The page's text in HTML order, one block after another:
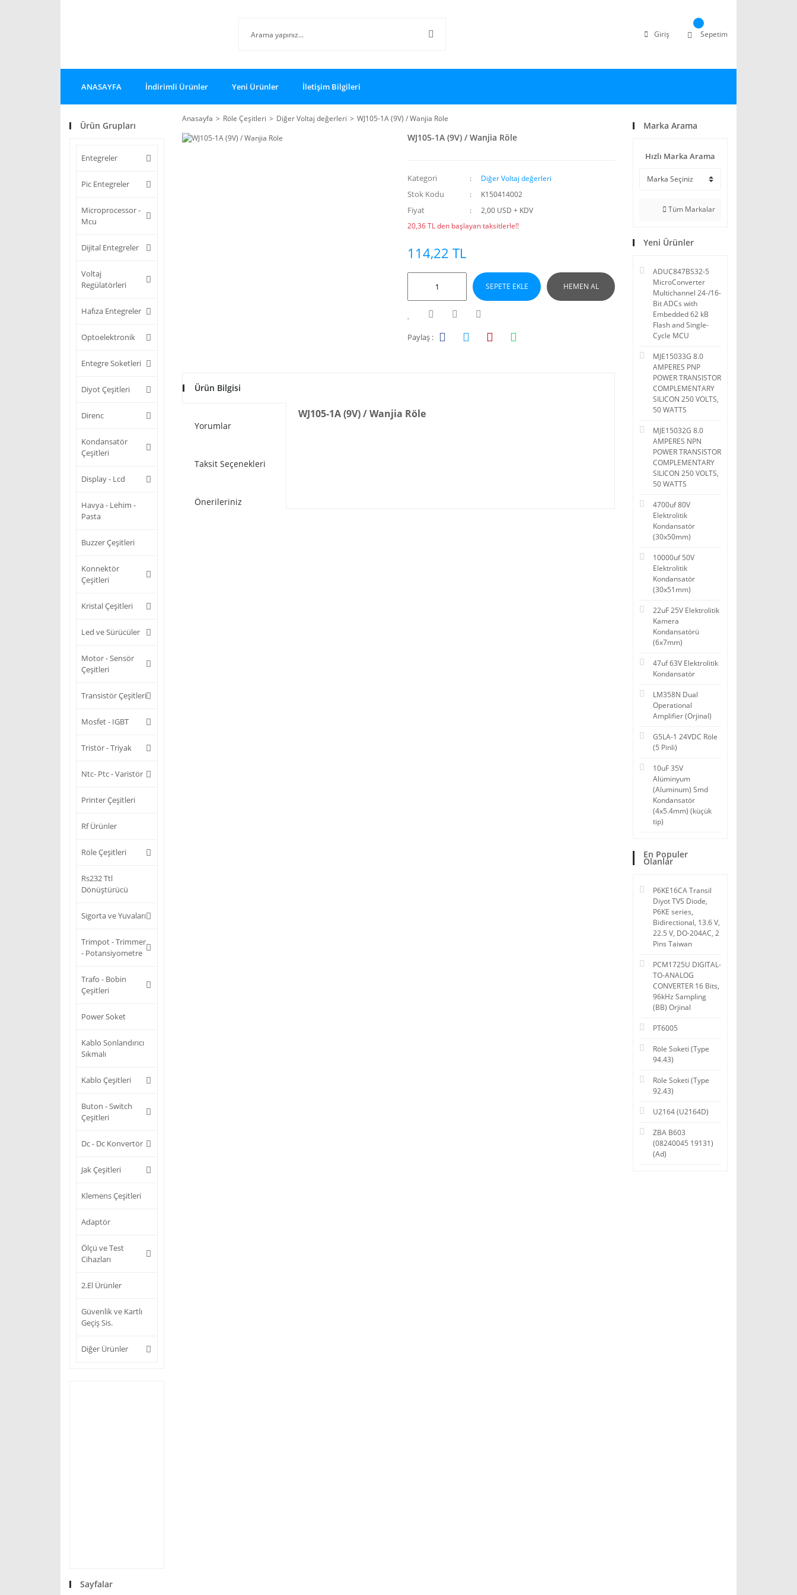
Giriş Sepetim
ANASAYFA İndirimli Ürünler Yeni Ürünler İletişim Bilgileri
Ürün Grupları
Entegreler
Pic Entegreler
Microprocessor -
Mcu
Dijital Entegreler
Voltaj
Regülatörleri
Hafıza Entegreler
Optoelektronik
Entegre Soketleri
Diyot Çeşitleri
Direnc
Kondansatör
Çeşitleri
Display - Lcd
Havya - Lehim -
Pasta
Buzzer Çeşitleri
Konnektör
Çeşitleri
Kristal Çeşitleri
Led ve Sürücüler
Motor - Sensör
Çeşitleri
Transistör Çeşitleri
Mosfet - IGBT
Tristör - Triyak
Ntc- Ptc - Varistör
Printer Çeşitleri
Rf Ürünler
Röle Çeşitleri
Rs232 Ttl
Dönüştürücü
Sigorta ve Yuvaları
Trimpot - Trimmer
- Potansiyometre
Trafo - Bobin
Çeşitleri
Power Soket
Kablo Sonlandırıcı
Sıkmalı
Kablo Çeşitleri
Buton - Switch
Çeşitleri
Dc - Dc Konvertör
Jak Çeşitleri
Klemens Çeşitleri
Adaptör
Ölçü ve Test
Cihazları
2.El Ürünler
Güvenlik ve Kartlı
Geçiş Sis.
Diğer Ürünler
Sayfalar
Anasayfa Röle Çeşitleri Diğer Voltaj değerleri WJ105-1A (9V) / Wanjia Röle
WJ105-1A (9V) / Wanjia Röle
Kategori Diğer Voltaj değerleri
Stok Kodu K150414002
Fiyat
2,00 USD + KDV
20,36 TL den başlayan taksitlerle!!
114,22 TL
SEPETE EKLE HEMEN AL
Paylaş :
Ürün Bilgisi
Yorumlar
Taksit Seçenekleri
Önerileriniz
WJ105-1A (9V) / Wanjia Röle
Marka Arama
Hızlı Marka Arama
Tüm Markalar
Yeni Ürünler
ADUC847BS32-5
MicroConverter
Multichannel 24-/16-
Bit ADCs with
Embedded 62 kB
Flash and Single-
Cycle MCU
MJE15033G 8.0
AMPERES PNP
POWER TRANSISTOR
COMPLEMENTARY
SILICON 250 VOLTS,
50 WATTS
MJE15032G 8.0
AMPERES NPN
POWER TRANSISTOR
COMPLEMENTARY
SILICON 250 VOLTS,
50 WATTS
4700uf 80V
Elektrolitik
Kondansatör
(30x50mm)
10000uf 50V
Elektrolitik
Kondansatör
(30x51mm)
22uF 25V Elektrolitik
Kamera
Kondansatörü
(6x7mm)
47uf 63V Elektrolitik
Kondansatör
LM358N Dual
Operational
Amplifier (Orjinal)
G5LA-1 24VDC Röle
(5 Pinli)
10uF 35V
Alüminyum
(Aluminum) Smd
Kondansatör
(4x5.4mm) (küçük
tip)
En Populer
Olanlar
P6KE16CA Transil
Diyot TVS Diode,
P6KE series,
Bidirectional, 13.6 V,
22.5 V, DO-204AC, 2
Pins Taiwan
PCM1725U DIGITAL-
TO-ANALOG
CONVERTER 16 Bits,
96kHz Sampling
(BB) Orjinal
PT6005
Röle Soketi (Type
94.43)
Röle Soketi (Type
92.43)
U2164 (U2164D)
ZBA B603
(08240045 19131)
(Ad)